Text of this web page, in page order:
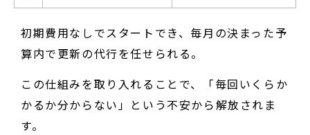
初期費用なしでスタートでき、毎月の決まった予
算内で更新の代行を任せられる。
この仕組みを取り入れることで、「毎回いくらか
かるか分からない」という不安から解放されま
す。